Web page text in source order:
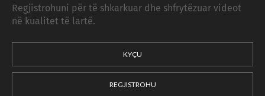
Regjistrohuni për të shkarkuar dhe shfrytëzuar videot
në kualitet të lartë.
KYÇU
REGJISTROHU